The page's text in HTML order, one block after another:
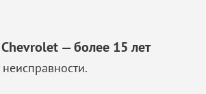
— более 15 лет